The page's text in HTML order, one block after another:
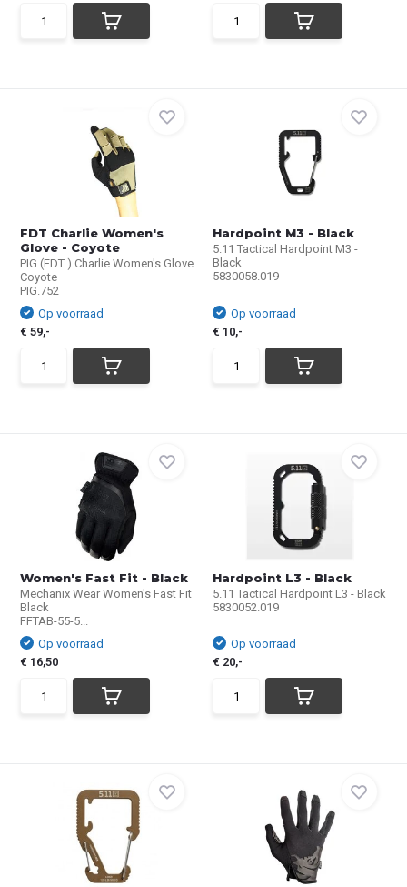
FDT Charlie Women's
Glove - Coyote
PIG (FDT ) Charlie Women's Glove
Coyote
PIG.752
Op voorraad
€ 59,-
Hardpoint M3 - Black
5.11 Tactical Hardpoint M3 -
Black
5830058.019
Op voorraad
€ 10,-
Women's Fast Fit - Black
Mechanix Wear Women's Fast Fit
Black
FFTAB-55-5...
Op voorraad
€ 16,50
Hardpoint L3 - Black
5.11 Tactical Hardpoint L3 - Black
5830052.019
Op voorraad
€ 20,-